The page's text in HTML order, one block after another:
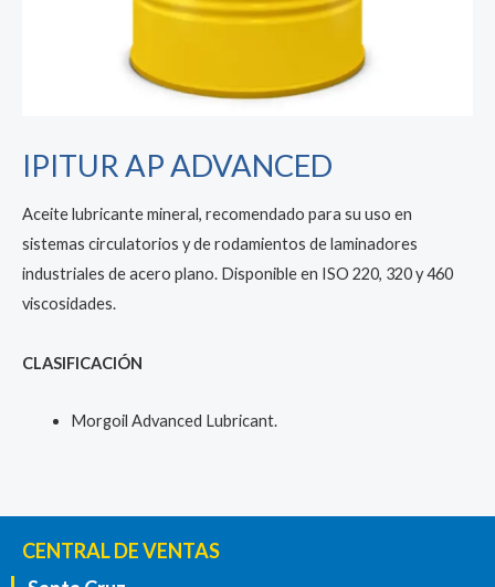
IPITUR AP ADVANCED
Aceite lubricante mineral, recomendado para su uso en
sistemas circulatorios y de rodamientos de laminadores
industriales de acero plano. Disponible en ISO 220, 320 y 460
viscosidades.
CLASIFICACIÓN
Morgoil Advanced Lubricant.
CENTRAL DE VENTAS